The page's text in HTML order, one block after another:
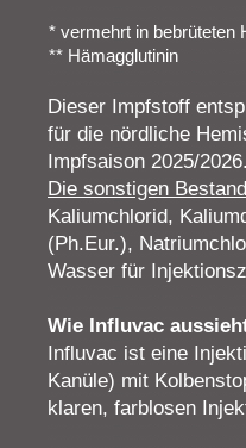
* vermehrt in bebrüteten
** Hämagglutinin
Dieser Impfstoff
für die nördliche
Impfsaison 2025/2026.
Die sonstigen
Kaliumchlorid,
(Ph.Eur.),
Wasser für
Wie Influvac
Influvac ist eine
Kanüle) mit
klaren, farblosen